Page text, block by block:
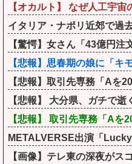
【オカルト】 なぜ人工宇
イタリア・ナポリ近郊で過
【驚愕】女さん「43億円
【悲報】思春期の娘に「キ
【悲報】取引先専務「Aを
【悲報】 大分県、ガチで逝
【悲報】 取引先専務「Aを
METALVERSE出演「
【画像】テレ東の深夜がス